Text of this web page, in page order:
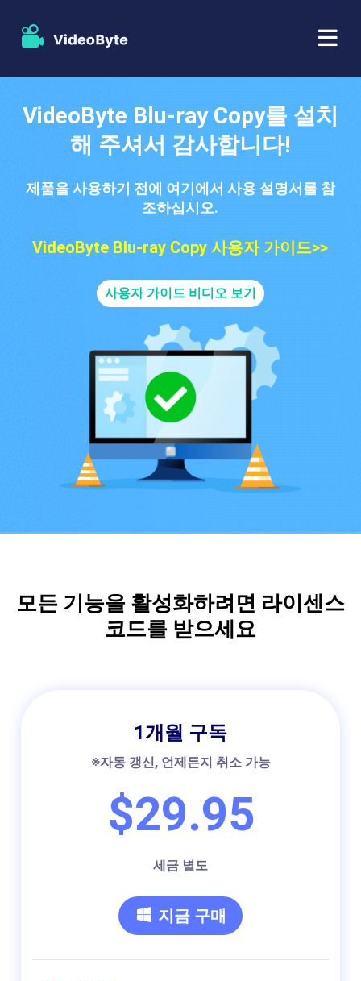
BD/DVD
BD-DVD 리퍼
DVD 리퍼
DVD 크리에이터
블루레이 복사
자원
VideoByte Blu-ray Copy를 설치
해 주셔서 감사합니다!
제품을 사용하기 전에 여기에서 사용 설명서를 참
조하십시오.
VideoByte Blu-ray Copy 사용자 가이드>>
사용자 가이드 비디오 보기
모든 기능을 활성화하려면 라이센스
코드를 받으세요
1개월 구독
※자동 갱신, 언제든지 취소 가능
$29.95
세금 별도
지금 구매